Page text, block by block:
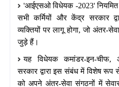
'आईएसओ विधेयक -2023'
सभी कर्मियों और केंद्र सरकार
व्यक्तियों पर लागू होगा,जो अंतर-
जुड़े हैं।
यह विधेयक कमांडर-इन-चीफ,
सरकार द्वारा इस संबंध में विशेष
को अपने अंतर-सेवा संगठनों में